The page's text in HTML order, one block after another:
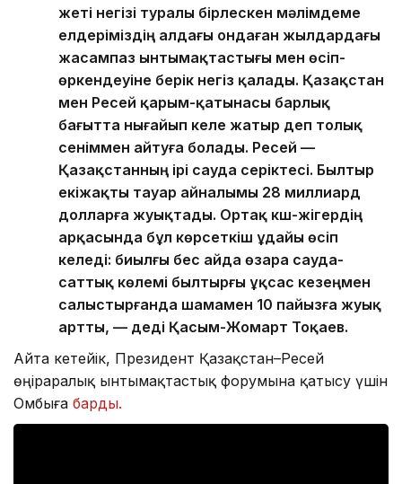
жеті негізі туралы бірлескен мәлімдеме
елдеріміздің алдағы ондаған жылдардағы
жасампаз ынтымақтастығы мен өсіп-
өркендеуіне берік негіз қалады. Қазақстан
мен Ресей қарым-қатынасы барлық
бағытта нығайып келе жатыр деп толық
сеніммен айтуға болады. Ресей —
Қазақстанның ірі сауда серіктесі. Былтыр
екіжақты тауар айналымы 28 миллиард
долларға жуықтады. Ортақ күш-жігердің
арқасында бұл көрсеткіш ұдайы өсіп
келеді: биылғы бес айда өзара сауда-
саттық көлемі былтырғы ұқсас кезеңмен
салыстырғанда шамамен 10 пайызға жуық
артты, — деді Қасым-Жомарт Тоқаев.
Айта кетейік, Президент Қазақстан–Ресей
өңіраралық ынтымақтастық форумына қатысу үшін
Омбыға барды.